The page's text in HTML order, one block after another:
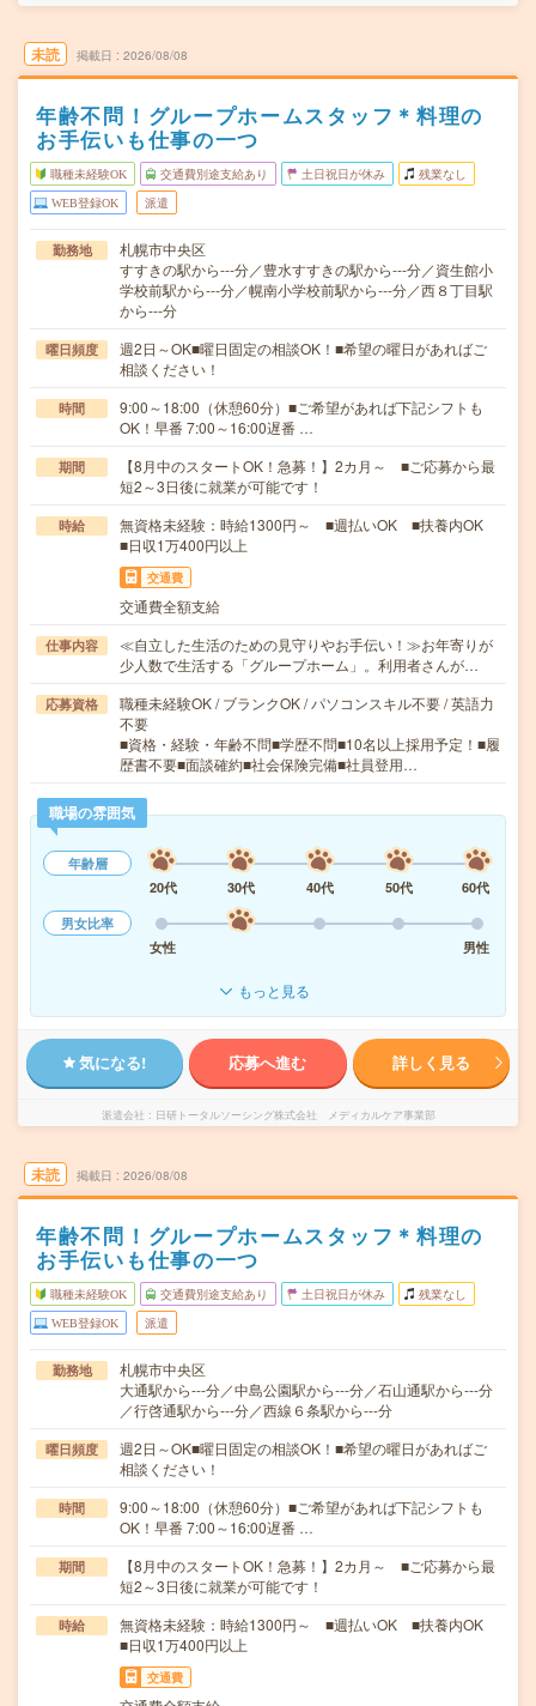
未読 掲載日 2026/08/08
年齢不問！グループホームスタッフ＊料理の
お手伝いも仕事の一つ
職種未経験OK 交通費別途支給あり 土日祝日が休み 残業なし
WEB登録OK 派遣
勤務地
札幌市中央区
すすきの駅から---分／豊水すすきの駅から---分／資生館小
学校前駅から---分／幌南小学校前駅から---分／西８丁目駅
から---分
曜日頻度
週2日～OK■曜日固定の相談OK！■希望の曜日があればご
相談ください！
時間
9:00～18:00（休憩60分）■ご希望があれば下記シフトも
OK！早番 7:00～16:00遅番 …
期間
【8月中のスタートOK！急募！】2カ月～ ■ご応募から最
短2～3日後に就業が可能です！
時給
無資格未経験：時給1300円～ ■週払いOK ■扶養内OK
■日収1万400円以上
交通費
交通費全額支給
仕事内容
≪自立した生活のための見守りやお手伝い！≫お年寄りが
少人数で生活する「グループホーム」。利用者さんが…
応募資格
職種未経験OK / ブランクOK / パソコンスキル不要 / 英語力
不要
■資格・経験・年齢不問■学歴不問■10名以上採用予定！■履
歴書不要■面談確約■社会保険完備■社員登用…
職場の雰囲気
年齢層
20代
30代 40代 50代
60代
男女比率
女性
男性
もっと見る
気になる! 応募へ進む 詳しく見る
派遣会社 日研トータルソーシング株式会社 メディカルケア事業部
未読 掲載日 2026/08/08
年齢不問！グループホームスタッフ＊料理の
お手伝いも仕事の一つ
職種未経験OK 交通費別途支給あり 土日祝日が休み 残業なし
WEB登録OK 派遣
勤務地
札幌市中央区
大通駅から---分／中島公園駅から---分／石山通駅から---分
／行啓通駅から---分／西線６条駅から---分
曜日頻度
週2日～OK■曜日固定の相談OK！■希望の曜日があればご
相談ください！
時間
9:00～18:00（休憩60分）■ご希望があれば下記シフトも
OK！早番 7:00～16:00遅番 …
期間
【8月中のスタートOK！急募！】2カ月～ ■ご応募から最
短2～3日後に就業が可能です！
時給
無資格未経験：時給1300円～ ■週払いOK ■扶養内OK
■日収1万400円以上
交通費